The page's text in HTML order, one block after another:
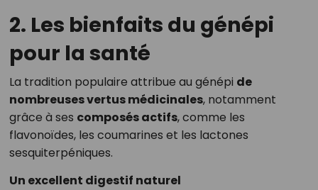
2. Les bienfaits du génépi
pour la santé
La tradition populaire attribue au génépi de
nombreuses vertus médicinales, notamment
grâce à ses composés actifs, comme les
flavonoïdes, les coumarines et les lactones
sesquiterpéniques.
Un excellent digestif naturel